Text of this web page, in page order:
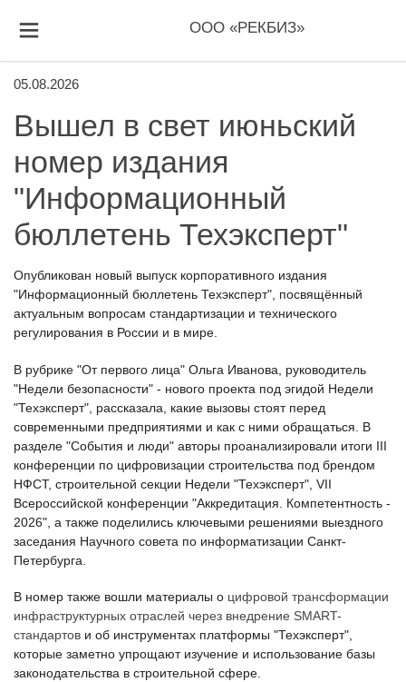
ООО «РЕКБИЗ»
05.08.2026
Вышел в свет июньский
номер издания
"Информационный
бюллетень Техэксперт"
Опубликован новый выпуск корпоративного издания
"Информационный бюллетень Техэксперт", посвящённый
актуальным вопросам стандартизации и технического
регулирования в России и в мире.
В рубрике "От первого лица" Ольга Иванова, руководитель
"Недели безопасности" - нового проекта под эгидой Недели
"Техэксперт", рассказала, какие вызовы стоят перед
современными предприятиями и как с ними обращаться. В
разделе "События и люди" авторы проанализировали итоги III
конференции по цифровизации строительства под брендом
НФСТ, строительной секции Недели "Техэксперт", VII
Всероссийской конференции "Аккредитация. Компетентность -
2026", а также поделились ключевыми решениями выездного
заседания Научного совета по информатизации Санкт-
Петербурга.
В номер также вошли материалы о цифровой трансформации
инфраструктурных отраслей через внедрение SMART-
стандартов и об инструментах платформы "Техэксперт",
которые заметно упрощают изучение и использование базы
законодательства в строительной сфере.